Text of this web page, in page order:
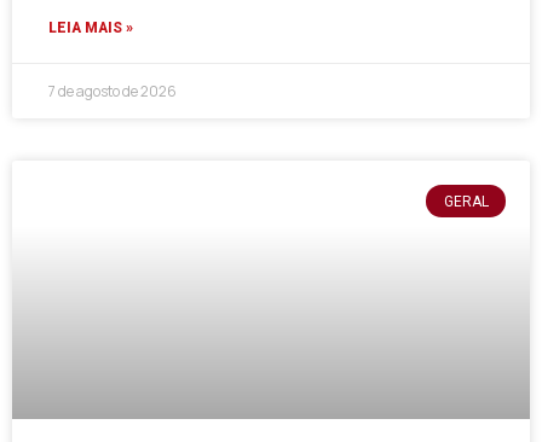
LEIA MAIS »
7 de agosto de 2026
GERAL